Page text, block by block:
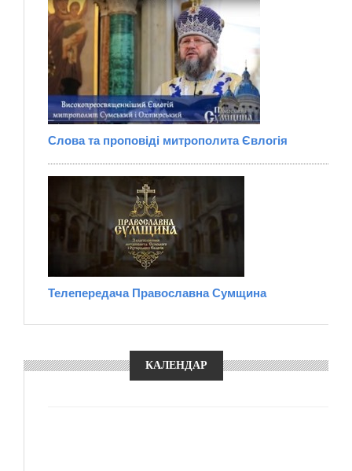
Слова та проповіді митрополита Євлогія
Телепередача Православна Сумщина
КАЛЕНДАР